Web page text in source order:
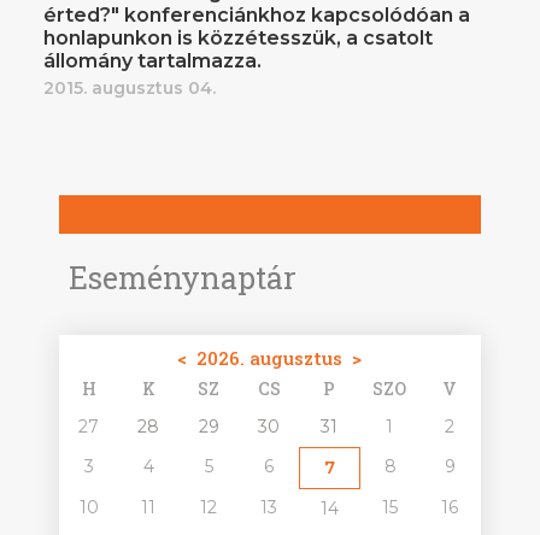
Eseménynaptár
< 2026. augusztus >
H K SZ CS P SZO V
27 28 29 30 31 1
2
3
4 5 6 7 8
9
10
11 12 13 14 15
16
érted?" konferenciánkhoz kapcsolódóan a
honlapunkon is közzétesszük, a csatolt
állomány tartalmazza.
2015. augusztus 04.